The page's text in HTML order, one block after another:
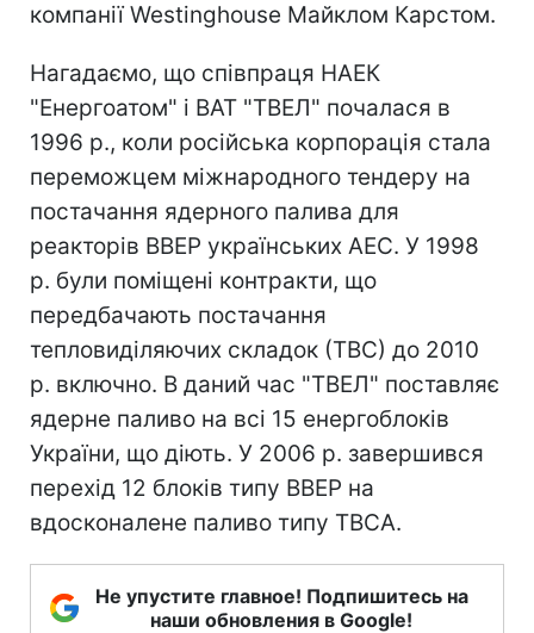
компанії Westinghouse Майклом Карстом.
Нагадаємо, що співпраця НАЕК
"Енергоатом" і ВАТ "ТВЕЛ" почалася в
1996 р., коли російська корпорація стала
переможцем міжнародного тендеру на
постачання ядерного палива для
реакторів ВВЕР українських АЕС. У 1998
р. були поміщені контракти, що
передбачають постачання
тепловиділяючих складок (ТВС) до 2010
р. включно. В даний час "ТВЕЛ" поставляє
ядерне паливо на всі 15 енергоблоків
України, що діють. У 2006 р. завершився
перехід 12 блоків типу ВВЕР на
вдосконалене паливо типу ТВСА.
Не упустите главное! Подпишитесь на
наши обновления в Google!